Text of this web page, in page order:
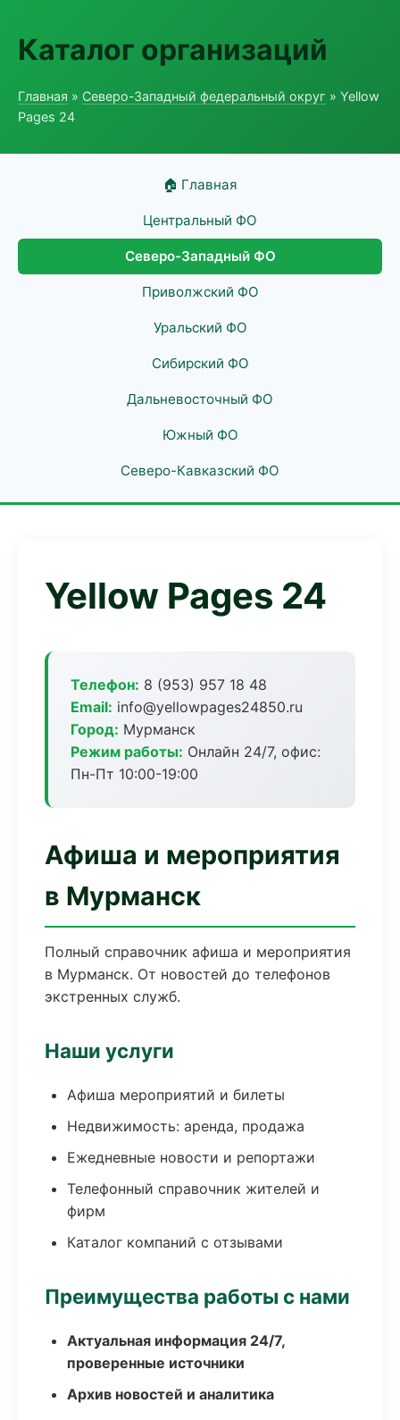
Каталог организаций
Главная » Северо-Западный федеральный округ » Yellow
Pages 24
🏠 Главная
Центральный ФО
Северо-Западный ФО
Приволжский ФО
Уральский ФО
Сибирский ФО
Дальневосточный ФО
Южный ФО
Северо-Кавказский ФО
Yellow Pages 24
Телефон: 8 (953) 957 18 48
Email: info@yellowpages24850.ru
Город: Мурманск
Режим работы: Онлайн 24/7, офис:
Пн-Пт 10:00-19:00
Афиша и мероприятия
в Мурманск
Полный справочник афиша и мероприятия
в Мурманск. От новостей до телефонов
экстренных служб.
Наши услуги
Афиша мероприятий и билеты
Недвижимость: аренда, продажа
Ежедневные новости и репортажи
Телефонный справочник жителей и
фирм
Каталог компаний с отзывами
Преимущества работы с нами
Актуальная информация 24/7,
проверенные источники
Архив новостей и аналитика